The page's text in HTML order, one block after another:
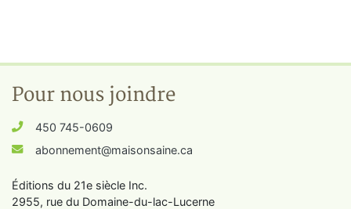
Pour nous joindre
450 745-0609
abonnement@maisonsaine.ca
Éditions du 21e siècle Inc.
2955, rue du Domaine-du-lac-Lucerne